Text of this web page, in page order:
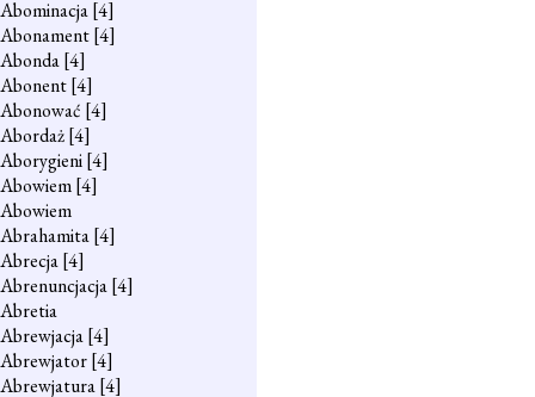
Abominacja[4]
Abonament[4]
Abonda[4]
Abonent[4]
Abonować [4]
Abordaż[4]
Aborygieni[4]
Abowiem[4]
Abowiem
Abrahamita[4]
Abrecja[4]
Abrenuncjacja[4]
Abretia
Abrewjacja[4]
Abrewjator[4]
Abrewjatura[4]